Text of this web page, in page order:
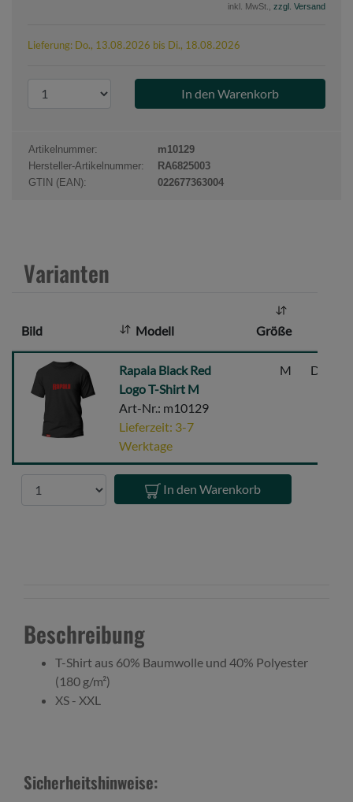
inkl. MwSt., zzgl. Versand
Lieferung: Do., 13.08.2026 bis Di., 18.08.2026
r
d
u
k
a
:
Artikelnummer:
m10129
Hersteller-Artikelnummer:
RA6825003
GTIN (EAN):
022677363004
Varianten
Bild Modell Größe
Rapala
Black
Logo
Shirt
Rapala Black Red
Logo T-Shirt M
Art-Nr.: m10129
Lieferzeit: 3-7
Werktage
M
In den Warenkorb
Beschreibung
T-Shirt aus 60% Baumwolle und 40% Polyester
(180 g/m²)
XS - XXL
Sicherheitshinweise: